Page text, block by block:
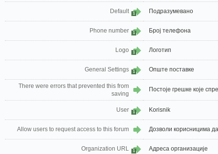
Default 1 Подразумевано
Phone number 1 Број телефона
Logo 1 Логотип
General Settings 1 Опште поставке
There were errors that prevented this from
saving
Постоје грешке које
User 1 Korisnik
Allow users to request access to this forum Дозволи корисницима
Organization URL 1 Адреса организације